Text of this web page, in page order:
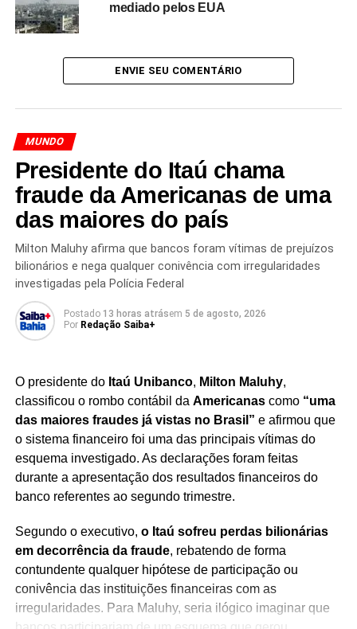
Esse momento evidencia como, na diplomacia
expressas em bilhetes ou sussurrospodem ter
impactos decisivos — tanto quanto declarações públicas
diplomacia, mídia e narrativa política no momento do
Redação Saiba+
TÓPICOS RELACIONADOS
ACORDO DIPLOMÁTICO TRUMP
BILHETE ESTRATÉGICO
CESSAR-FOGO ISRAEL HAMAS
DIPLOMACIA DE BASTIDORES
DIPLOMACIA MODERNA
ESTRATÉGIA DE MÍDIA DIPLOMÁTICA
NEGOCIAÇÃO POLÍTICA.
PAZ NO ORIENTE MÉDIO
TRUMP ANÚNCIO PAZ
PRÓXIMO
Hamas liberta últimos reféns israelenses após
NÃO PERCA
Israel e Hamas fecham acordo para cessar-fogo e
troca de reféns
mediado pelos EUA
ENVIE SEU COMENTÁRIO
MUNDO
Presidente do Itaú chama
fraude da Americanas de uma
das maiores do país
Milton Maluhy afirma que bancos foram vítimas de prejuízos
bilionários e nega qualquer conivência com irregularidades
investigadas pela Polícia Federal
Postado 13 horas atrásem 5 de agosto, 2026
Por Redação Saiba+
O presidente do Itaú Unibanco, Milton Maluhy,
classificou o rombo contábil da Americanascomo “uma
das maiores fraudes já vistas no Brasil” e afirmou que
o sistema financeiro foi uma das principais vítimas do
esquema investigado. As declarações foram feitas
durante a apresentação dos resultados financeiros do
banco referentes ao segundo trimestre.
Segundo o executivo, o Itaú sofreu perdas bilionárias
em decorrência da fraude, rebatendo de forma
contundente qualquer hipótese de participação ou
conivência das instituições financeiras com as
irregularidades. Para Maluhy, seria ilógico imaginar que